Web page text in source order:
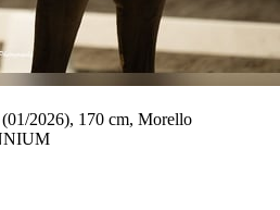
2026), 170 cm, Morello